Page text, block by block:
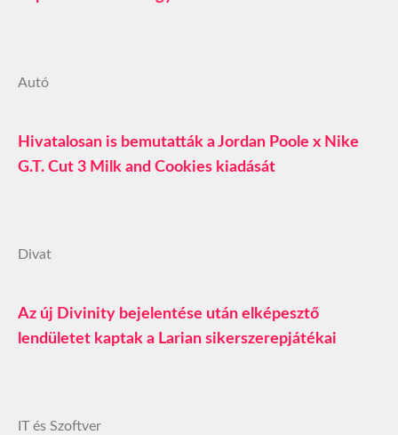
Autó
Hivatalosan is bemutatták a Jordan Poole x Nike
G.T. Cut 3 Milk and Cookies kiadását
Divat
Az új Divinity bejelentése után elképesztő
lendületet kaptak a Larian sikerszerepjátékai
IT és Szoftver